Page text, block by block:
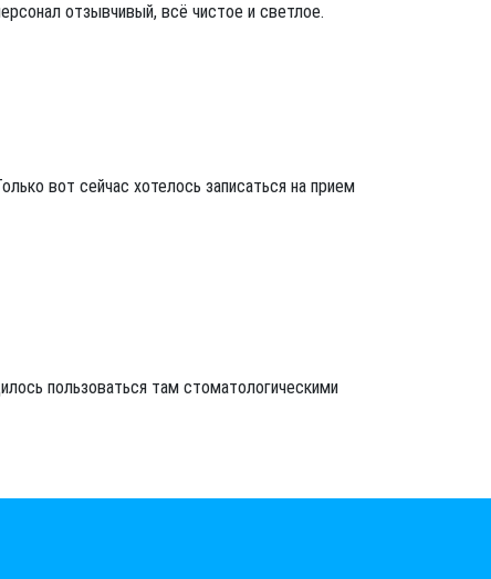
отзывчивый, всё чистое и светлое.
вот сейчас хотелось записаться на прием
пользоваться там стоматологическими